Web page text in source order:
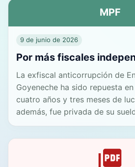
MPF
9 de junio de 2026
Por más fiscales
La exfiscal anticorrupción de
Goyeneche ha sido repuesta
cuatro años y tres meses de
además, fue privada de su